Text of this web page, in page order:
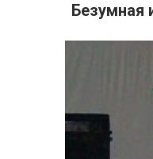
Безумная